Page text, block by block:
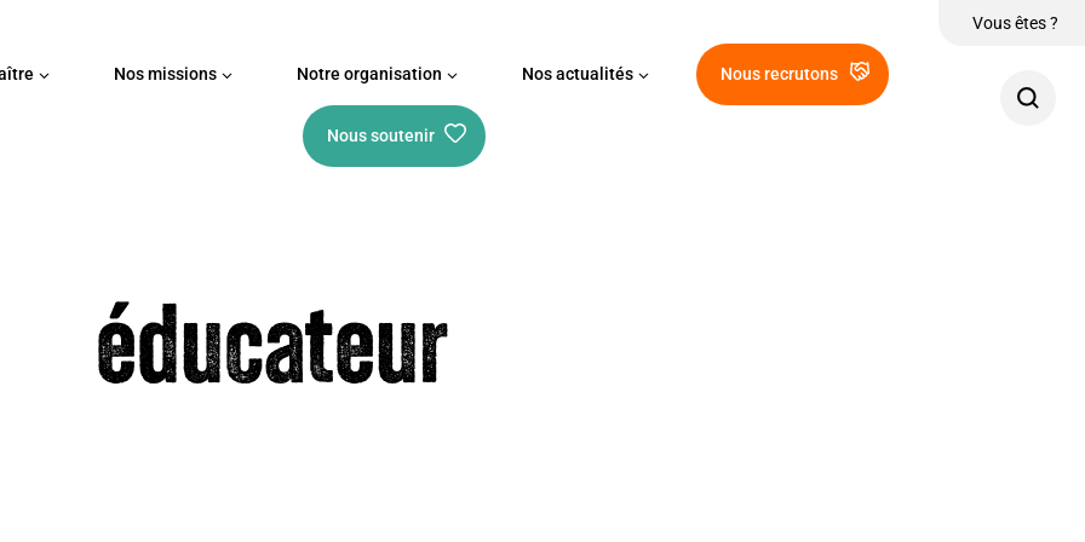
Vous êtes ?
Nos missions Notre organisation Nos actualités Nous recrutons
Nous soutenir
éducateur